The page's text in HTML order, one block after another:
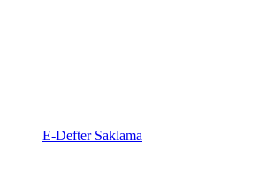
E-Defter Saklama